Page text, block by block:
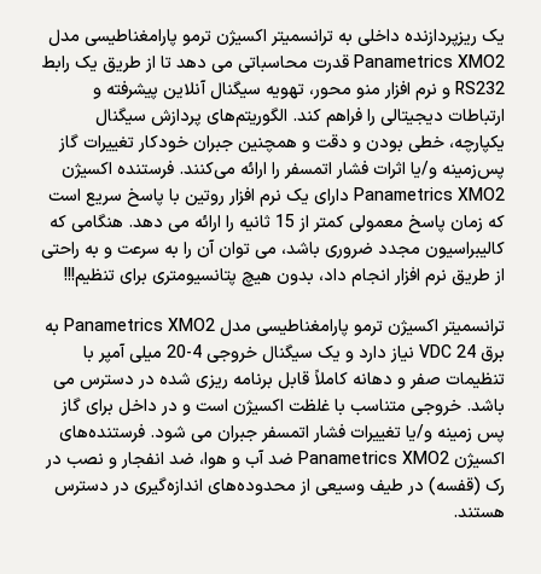
یک ریزپردازنده داخلی به ترانسمیتر اکسیژن ترمو پارامغناطیسی مدل
Panametrics XMO2 قدرت محاسباتی می دهد تا از طریق یک رابط
RS232 و نرم افزار منو محور، تهویه سیگنال آنلاین پیشرفته و
ارتباطات دیجیتالی را فراهم کند. الگوریتم‌های پردازش سیگنال
یکپارچه، خطی بودن و دقت و همچنین جبران خودکار تغییرات گاز
پس‌زمینه و/یا اثرات فشار اتمسفر را ارائه می‌کنند. فرستنده اکسیژن
Panametrics XMO2 دارای یک نرم افزار روتین با پاسخ سریع است
که زمان پاسخ معمولی کمتر از 15 ثانیه را ارائه می دهد. هنگامی که
کالیبراسیون مجدد ضروری باشد، می توان آن را به سرعت و به راحتی
از طریق نرم افزار انجام داد، بدون هیچ پتانسیومتری برای تنظیم!!!
ترانسمیتر اکسیژن ترمو پارامغناطیسی مدل Panametrics XMO2 به
برق 24 VDC نیاز دارد و یک سیگنال خروجی 4-20 میلی آمپر با
تنظیمات صفر و دهانه کاملاً قابل برنامه ریزی شده در دسترس می
باشد. خروجی متناسب با غلظت اکسیژن است و در داخل برای گاز
پس زمینه و/یا تغییرات فشار اتمسفر جبران می شود. فرستنده‌های
اکسیژن Panametrics XMO2 ضد آب و هوا، ضد انفجار و نصب در
رک (قفسه) در طیف وسیعی از محدوده‌های اندازه‌گیری در دسترس
هستند.